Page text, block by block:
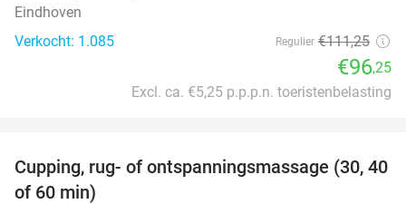
Eindhoven
Verkocht: 1.085
Regulier €111,25
€96,25
Excl. ca. €5,25 p.p.p.n. toeristenbelasting
60%
Cupping, rug- of ontspanningsmassage (30, 40
of 60 min)